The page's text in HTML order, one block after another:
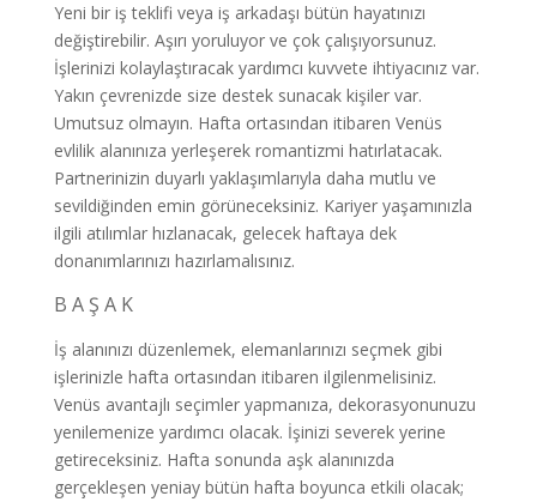
Yeni bir iş teklifi veya iş arkadaşı bütün hayatınızı
değiştirebilir. Aşırı yoruluyor ve çok çalışıyorsunuz.
İşlerinizi kolaylaştıracak yardımcı kuvvete ihtiyacınız var.
Yakın çevrenizde size destek sunacak kişiler var.
Umutsuz olmayın. Hafta ortasından itibaren Venüs
evlilik alanınıza yerleşerek romantizmi hatırlatacak.
Partnerinizin duyarlı yaklaşımlarıyla daha mutlu ve
sevildiğinden emin görüneceksiniz. Kariyer yaşamınızla
ilgili atılımlar hızlanacak, gelecek haftaya dek
donanımlarınızı hazırlamalısınız.
B A Ş A K
İş alanınızı düzenlemek, elemanlarınızı seçmek gibi
işlerinizle hafta ortasından itibaren ilgilenmelisiniz.
Venüs avantajlı seçimler yapmanıza, dekorasyonunuzu
yenilemenize yardımcı olacak. İşinizi severek yerine
getireceksiniz. Hafta sonunda aşk alanınızda
gerçekleşen yeniay bütün hafta boyunca etkili olacak;